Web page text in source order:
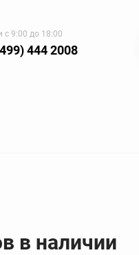
с 9:00 до 18:00
444 2008
в наличии